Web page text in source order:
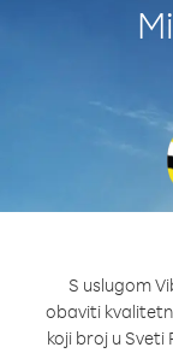
S uslugom
obaviti
koji broj u Sveti